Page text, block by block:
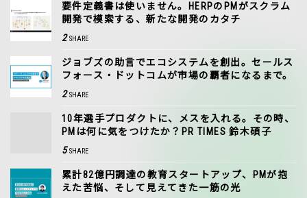
要件定義書は使いません。HERPのPMがスクラム
開発で模索する、新たな開発のカタチ
2 SHARE
ジョブズの助言でエコシステムを創出。セールス
フォース・ドットコムが市場の覇者になるまで。
2 SHARE
10年選手プロダクトに、メスを入れる。その時、
PMは何に気をつけたか？PR TIMES 鈴木碩子
5 SHARE
累計82億円調達の教育スタートアップ、PMが抱
えた苦悩、そして見えてきた一筋の光